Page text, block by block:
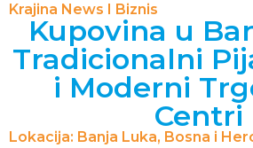
Krajina News I Biznis
Kupovina u
Tradicionalni
i Moderni
Centri
Lokacija: Banja Luka, Bosna i